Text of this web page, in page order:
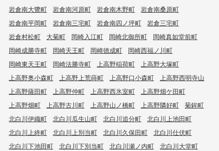
岩倉南大鷺町 岩倉南河原町 岩倉南木野町
岩倉南桑原町
岩倉南平岡町
岩倉南三宅町 岩倉南四ノ坪町
岩倉三宅町
岩倉村松町
大菊町 岡崎入江町 岡崎北御所町
岡崎真如堂前町
岡崎成勝寺町
岡崎天王町 岡崎徳成町
岡崎西福ノ川町
岡崎東天王町
岡崎法勝寺町 上高野稲荷町
上高野大塚町
上高野奥小森町
上高野上荒蒔町 上高野口小森町
上高野西明寺山
上高野薩田町
上高野仲町 上高野西氷室町
上高野畑ケ田町
上高野畑町
上高野古川町 上高野山ノ橋町 上高野隣好町
菊鉾町
北白川伊織町
北白川瓜生山町 北白川追分町
北白川上池田町
北白川上終町
北白川上別当町 北白川久保田町
北白川仕伏町
北白川下池田町
北白川下別当町 北白川瀬ノ内町
北白川大堂町